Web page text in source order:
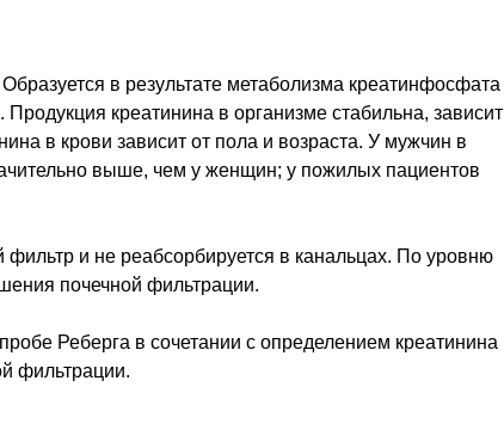
в результате метаболизма креатинфосфата
креатинина в организме стабильна, зависит
в крови зависит от пола и возраста. У мужчин в
выше, чем у женщин; у пожилых пациентов
и не реабсорбируется в канальцах. По уровню
почечной фильтрации.
Реберга в сочетании с определением креатинина
фильтрации.